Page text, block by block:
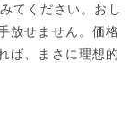
てください。おし
放せません。価格
ば、まさに理想的